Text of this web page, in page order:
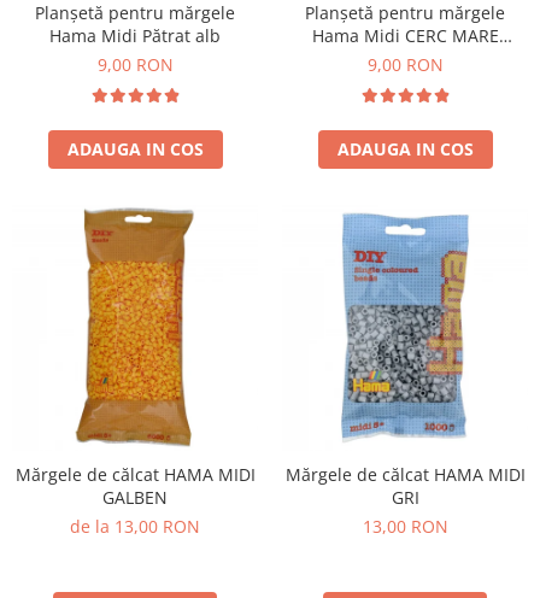
Planșetă pentru mărgele
Hama Midi Pătrat alb
9,00 RON
ADAUGA IN COS
Planșetă pentru mărgele
Hama Midi CERC MARE
transparent
9,00 RON
ADAUGA IN COS
Mărgele de călcat HAMA MIDI
GALBEN
de la 13,00 RON
Mărgele de călcat HAMA MIDI
GRI
13,00 RON